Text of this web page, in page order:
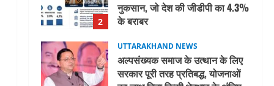
2
नुकसान, जो देश की जीडीपी का 4.3%
के बराबर
UTTARAKHAND NEWS
अल्पसंख्यक समाज के उत्थान के लिए
सरकार पूरी तरह प्रतिबद्ध, योजनाओं